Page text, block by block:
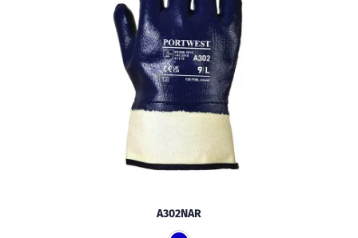
A302NAR